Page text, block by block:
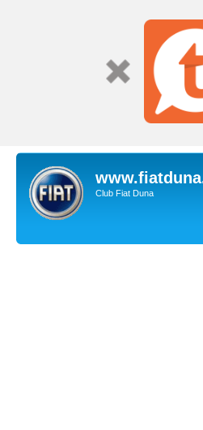
Club Fiat Duna